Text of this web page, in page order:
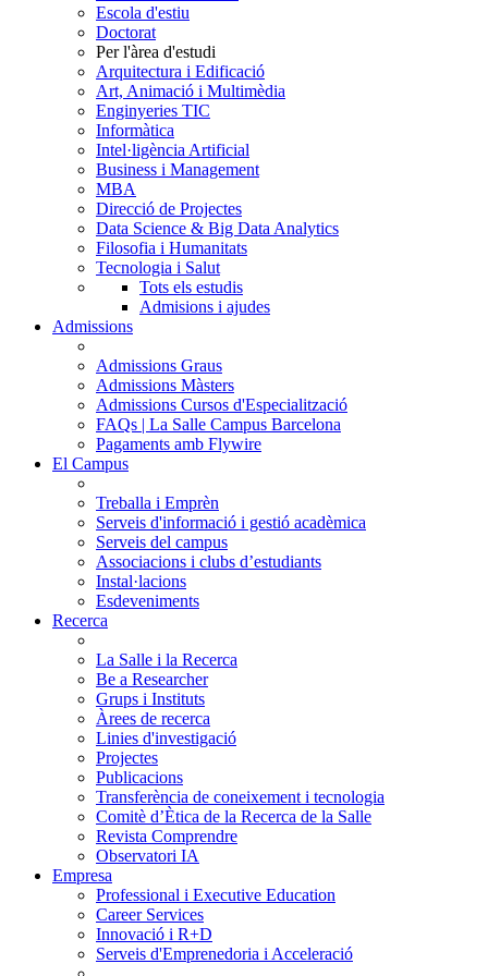
Escola d'estiu
Doctorat
Per l'àrea d'estudi
Arquitectura i Edificació
Art, Animació i Multimèdia
Enginyeries TIC
Informàtica
Intel·ligència Artificial
Business i Management
MBA
Direcció de Projectes
Data Science & Big Data Analytics
Filosofia i Humanitats
Tecnologia i Salut
Tots els estudis
Admisions i ajudes
Admissions
Admissions Graus
Admissions Màsters
Admissions Cursos d'Especialització
FAQs | La Salle Campus Barcelona
Pagaments amb Flywire
El Campus
Treballa i Emprèn
Serveis d'informació i gestió acadèmica
Serveis del campus
Associacions i clubs d’estudiants
Instal·lacions
Esdeveniments
Recerca
La Salle i la Recerca
Be a Researcher
Grups i Instituts
Àrees de recerca
Linies d'investigació
Projectes
Publicacions
Transferència de coneixement i tecnologia
Comitè d’Ètica de la Recerca de la Salle
Revista Comprendre
Observatori IA
Empresa
Professional i Executive Education
Career Services
Innovació i R+D
Serveis d'Emprenedoria i Acceleració